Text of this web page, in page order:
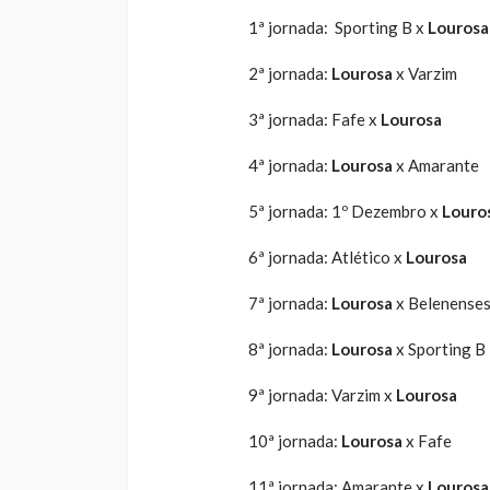
1ª jornada: Sporting B x Lourosa
2ª jornada: Lourosa x Varzim
3ª jornada: Fafe x Lourosa
4ª jornada: Lourosa x Amarante
5ª jornada: 1º Dezembro x
6ª jornada: Atlético x Lourosa
7ª jornada: Lourosa x Belenenses
8ª jornada: Lourosa x Sporting B
9ª jornada: Varzim x Lourosa
10ª jornada: Lourosa x Fafe